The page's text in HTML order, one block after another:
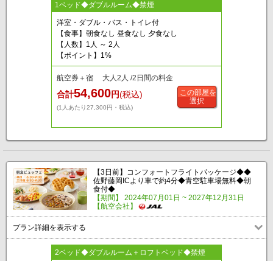
1ベッド◆ダブルルーム◆禁煙
洋室・ダブル・バス・トイレ付
【食事】朝食なし 昼食なし 夕食なし
【人数】1人 ～ 2人
【ポイント】1%
航空券＋宿 大人2人 /2日間の料金
合計54,600円(税込)
(1人あたり27,300円・税込)
この部屋を
選択
【3日前】コンフォートフライトパッケージ◆◆
佐野藤岡ICより車で約4分◆青空駐車場無料◆朝
食付◆
【期間】 2024年07月01日 ~ 2027年12月31日
【航空会社】
プラン詳細を表示する
2ベッド◆ダブルルーム＋ロフトベッド◆禁煙